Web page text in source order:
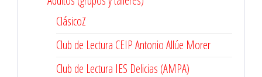
ClásicoZ
Club de Lectura CEIP Antonio Allúe Morer
Club de Lectura IES Delicias (AMPA)